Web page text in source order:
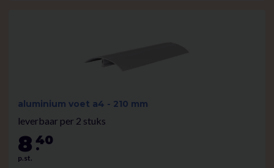
aluminium voet a4 - 210 mm
leverbaar per 2 stuks
8 .
40
p.st.